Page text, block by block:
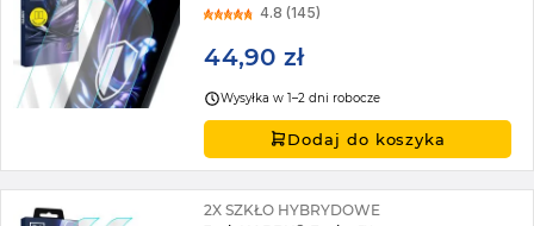
4.8 (145)
44,90 zł
Wysyłka w 1–2 dni robocze
Dodaj do koszyka
2X SZKŁO HYBRYDOWE